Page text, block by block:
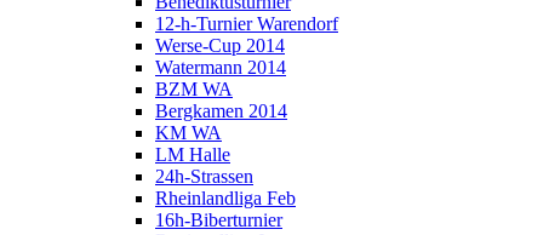
12-h-Turnier Warendorf
Werse-Cup 2014
Watermann 2014
BZM WA
Bergkamen 2014
KM WA
LM Halle
24h-Strassen
Rheinlandliga Feb
16h-Biberturnier